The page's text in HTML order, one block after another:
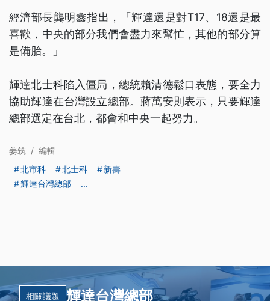
經濟部長龔明鑫指出，「輝達還是對T17、18還是最
喜歡，中央的部分我們會盡力來幫忙，其他的部分算
是備胎。」
輝達北士科陷入僵局，總統賴清德鬆口表態，要全力
協助輝達在台灣設立總部。蔣萬安則表示，只要輝達
總部選定在台北，都會和中央一起努力。
姜筑 / 編輯
北市科
北士科
新壽
輝達台灣總部
...
相關議題 輝達台灣總部